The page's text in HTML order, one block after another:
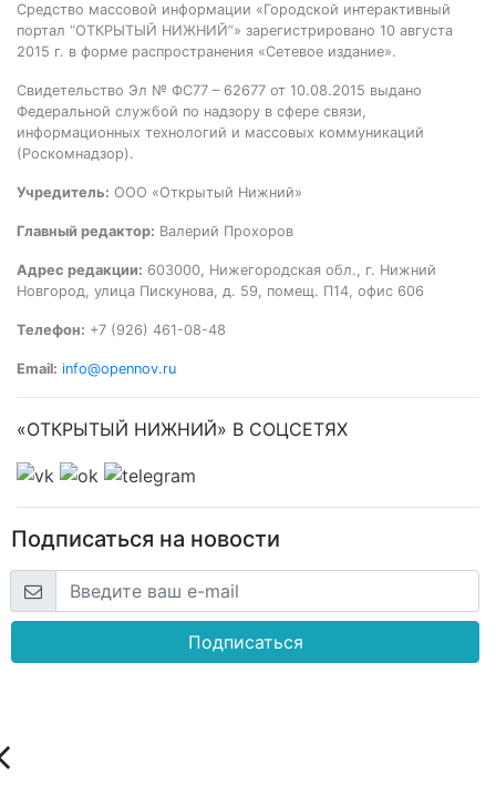
Средство массовой информации «Городской интерактивный
портал “ОТКРЫТЫЙ НИЖНИЙ”» зарегистрировано 10 августа
2015 г. в форме распространения «Сетевое издание».
Свидетельство Эл № ФС77 – 62677 от 10.08.2015 выдано
Федеральной службой по надзору в сфере связи,
информационных технологий и массовых коммуникаций
(Роскомнадзор).
Учредитель: ООО «Открытый Нижний»
Главный редактор: Валерий Прохоров
Адрес редакции: 603000, Нижегородская обл., г. Нижний
Новгород, улица Пискунова, д. 59, помещ. П14, офис 606
Телефон: +7 (926) 461-08-48
Email: info@opennov.ru
«ОТКРЫТЫЙ НИЖНИЙ» В СОЦСЕТЯХ
Подписаться на новости
Подписаться